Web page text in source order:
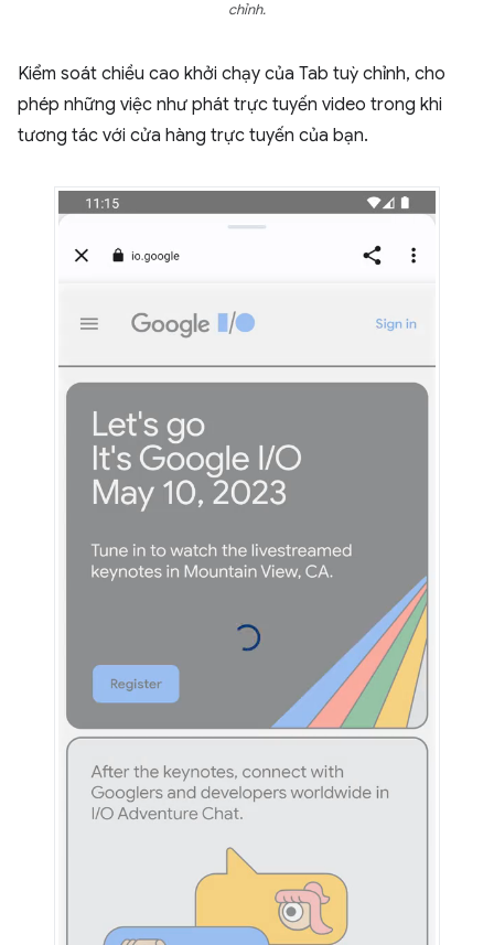
chỉnh.
Kiểm soát chiều cao khởi chạy của Tab tuỳ chỉnh, cho
phép những việc như phát trực tuyến video trong khi
tương tác với cửa hàng trực tuyến của bạn.